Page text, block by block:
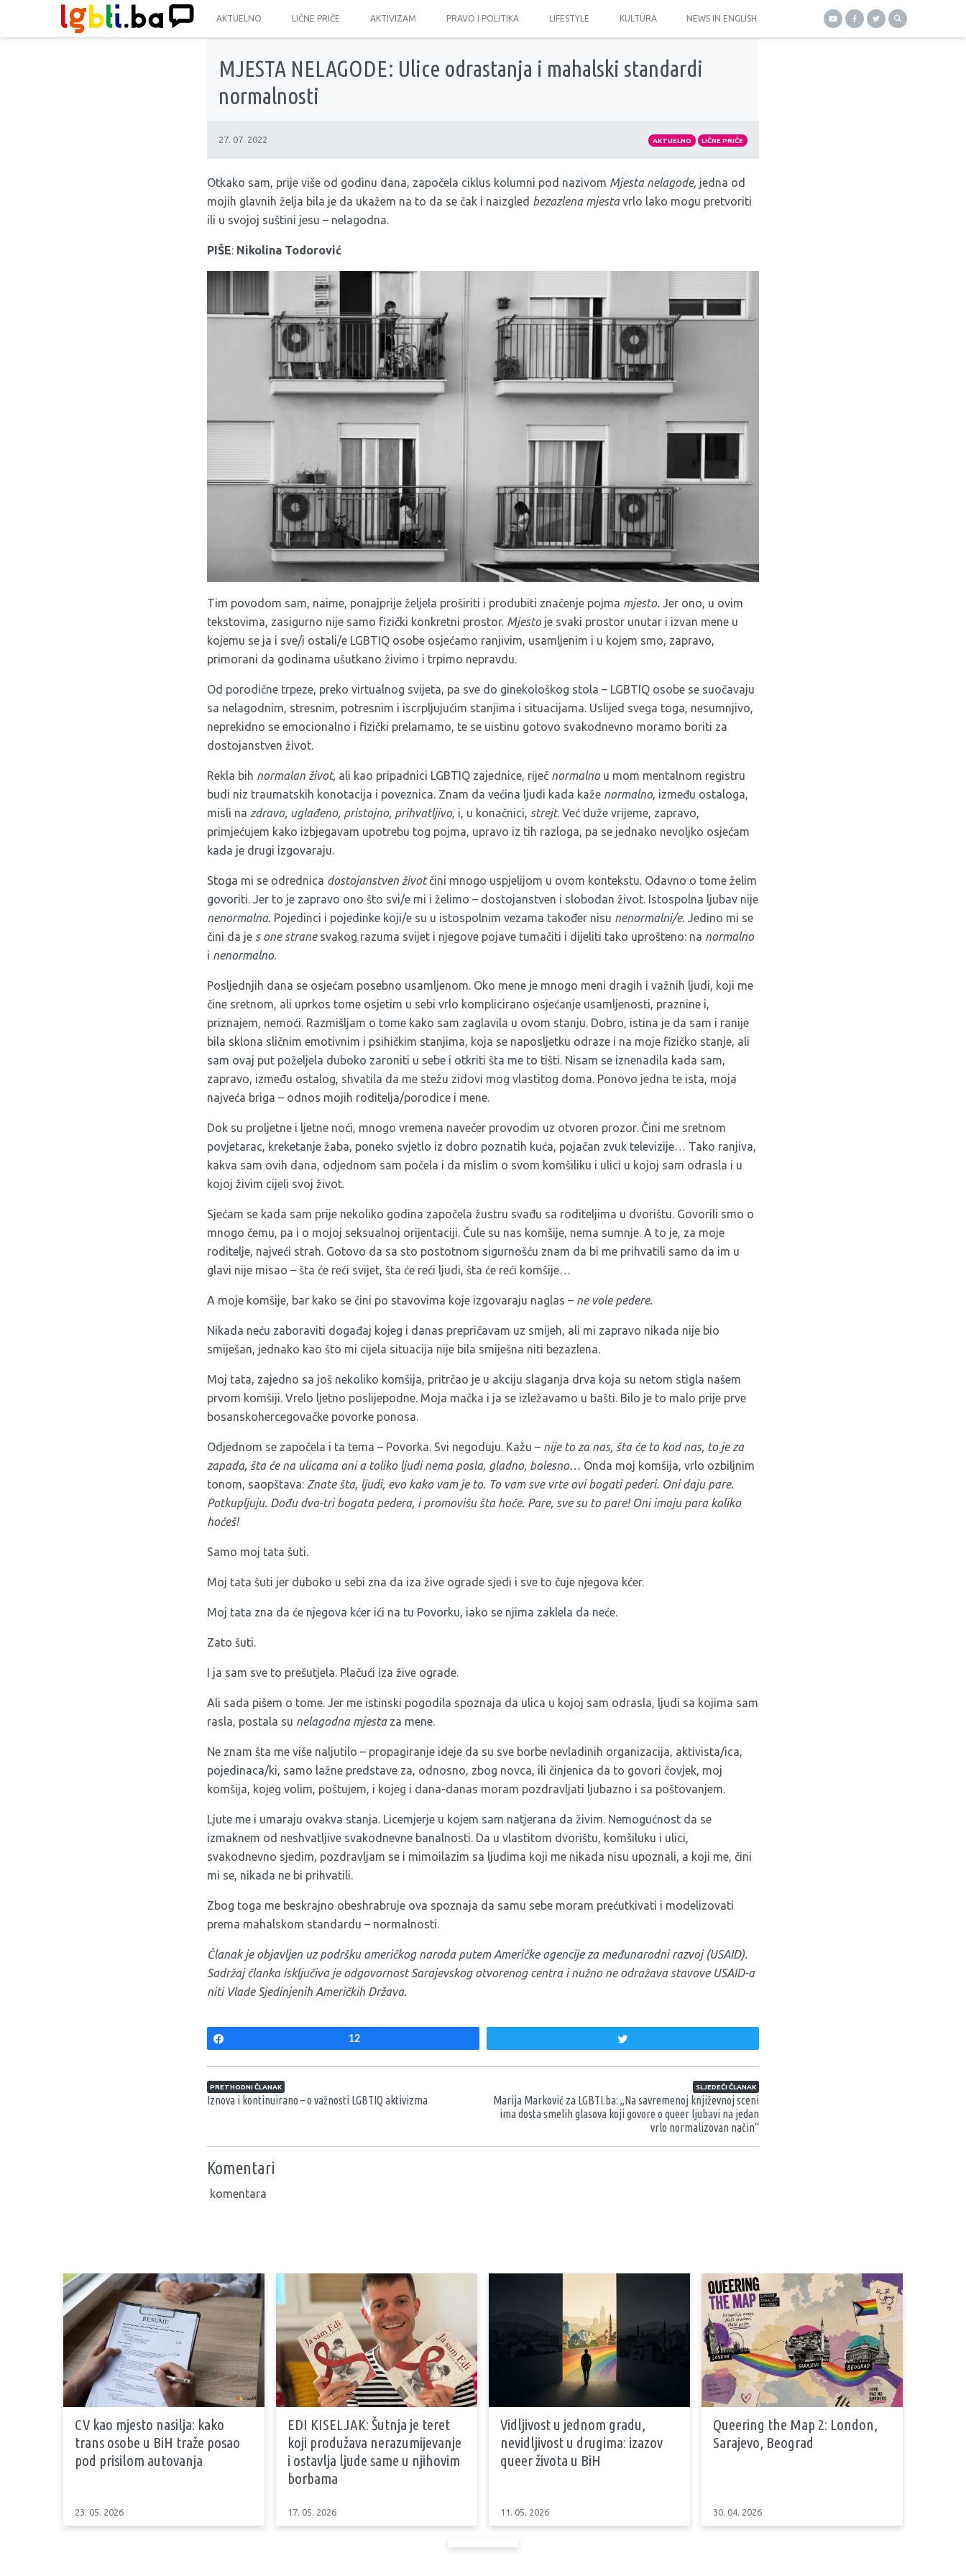
AKTUELNO LIČNE PRIČE AKTIVIZAM PRAVO I POLITIKA LIFESTYLE KULTURA NEWS IN ENGLISH
MJESTA NELAGODE: Ulice odrastanja i mahalski standardi
normalnosti
27. 07. 2022 AKTUELNO LIČNE PRIČE
Otkako sam, prije više od godinu dana, započela ciklus kolumni pod nazivom Mjesta nelagode, jedna od
mojih glavnih želja bila je da ukažem na to da se čak i naizgled bezazlena mjestavrlo lako mogu pretvoriti
ili u svojoj suštini jesu – nelagodna.
PIŠE: Nikolina Todorović
Tim povodom sam, naime, ponajprije željela proširiti i produbiti značenje pojma mjesto. Jer ono, u ovim
tekstovima, zasigurno nije samo fizički konkretni prostor. Mjestoje svaki prostor unutar i izvan mene u
kojemu se ja i sve/i ostali/e LGBTIQ osobe osjećamo ranjivim, usamljenim i u kojem smo, zapravo,
primorani da godinama ušutkano živimo i trpimo nepravdu.
Od porodične trpeze, preko virtualnog svijeta, pa sve do ginekološkog stola – LGBTIQ osobe se suočavaju
sa nelagodnim, stresnim, potresnim i iscrpljujućim stanjima i situacijama. Uslijed svega toga, nesumnjivo,
neprekidno se emocionalno i fizički prelamamo, te se uistinu gotovo svakodnevno moramo boriti za
dostojanstven život.
Rekla bih normalan život, ali kao pripadnici LGBTIQ zajednice, riječ normalnou mom mentalnom registru
budi niz traumatskih konotacija i poveznica. Znam da većina ljudi kada kaže normalno, između ostaloga,
misli na zdravo, uglađeno, pristojno, prihvatljivo, i, u konačnici, strejt. Već duže vrijeme, zapravo,
primjećujem kako izbjegavam upotrebu tog pojma, upravo iz tih razloga, pa se jednako nevoljko osjećam
kada je drugi izgovaraju.
Stoga mi se odrednica dostojanstven životčini mnogo uspjelijom u ovom kontekstu. Odavno o tome želim
govoriti. Jer to je zapravo ono što svi/e mi i želimo – dostojanstven i slobodan život. Istospolna ljubav nije
nenormalna. Pojedinci i pojedinke koji/e su u istospolnim vezama također nisu nenormalni/e. Jedino mi se
čini da je s one strane svakog razuma svijet i njegove pojave tumačiti i dijeliti tako uprošteno: na normalno
i nenormalno.
Posljednjih dana se osjećam posebno usamljenom. Oko mene je mnogo meni dragih i važnih ljudi, koji me
čine sretnom, ali uprkos tome osjetim u sebi vrlo komplicirano osjećanje usamljenosti, praznine i,
priznajem, nemoći. Razmišljam o tome kako sam zaglavila u ovom stanju. Dobro, istina je da sam i ranije
bila sklona sličnim emotivnim i psihičkim stanjima, koja se naposljetku odraze i na moje fizičko stanje, ali
sam ovaj put poželjela duboko zaroniti u sebe i otkriti šta me to tišti. Nisam se iznenadila kada sam,
zapravo, između ostalog, shvatila da me stežu zidovi mog vlastitog doma. Ponovo jedna te ista, moja
najveća briga – odnos mojih roditelja/porodice i mene.
Dok su proljetne i ljetne noći, mnogo vremena navečer provodim uz otvoren prozor. Čini me sretnom
povjetarac, kreketanje žaba, poneko svjetlo iz dobro poznatih kuća, pojačan zvuk televizije… Tako ranjiva,
kakva sam ovih dana, odjednom sam počela i da mislim o svom komšiliku i ulici u kojoj sam odrasla i u
kojoj živim cijeli svoj život.
Sjećam se kada sam prije nekoliko godina započela žustru svađu sa roditeljima u dvorištu. Govorili smo o
mnogo čemu, pa i o mojoj seksualnoj orijentaciji. Čule su nas komšije, nema sumnje. A to je, za moje
roditelje, najveći strah. Gotovo da sa sto postotnom sigurnošću znam da bi me prihvatili samo da im u
glavi nije misao – šta će reći svijet, šta će reći ljudi, šta će reći komšije…
A moje komšije, bar kako se čini po stavovima koje izgovaraju naglas – ne vole pedere.
Nikada neću zaboraviti događaj kojeg i danas prepričavam uz smijeh, ali mi zapravo nikada nije bio
smiješan, jednako kao što mi cijela situacija nije bila smiješna niti bezazlena.
Moj tata, zajedno sa još nekoliko komšija, pritrčao je u akciju slaganja drva koja su netom stigla našem
prvom komšiji. Vrelo ljetno poslijepodne. Moja mačka i ja se izležavamo u bašti. Bilo je to malo prije prve
bosanskohercegovačke povorke ponosa.
Odjednom se započela i ta tema – Povorka. Svi negoduju. Kažu – nije to za nas, šta će to kod nas, to je za
zapada, šta će na ulicama oni a toliko ljudi nema posla, gladno, bolesno… Onda moj komšija, vrlo ozbiljnim
tonom, saopštava: Znate šta, ljudi, evo kako vam je to. To vam sve vrte ovi bogati pederi. Oni daju pare.
Potkupljuju. Dođu dva-tri bogata pedera, i promovišu šta hoće. Pare, sve su to pare! Oni imaju para koliko
hoćeš!
Samo moj tata šuti.
Moj tata šuti jer duboko u sebi zna da iza žive ograde sjedi i sve to čuje njegova kćer.
Moj tata zna da će njegova kćer ići na tu Povorku, iako se njima zaklela da neće.
Zato šuti.
I ja sam sve to prešutjela. Plačući iza žive ograde.
Ali sada pišem o tome. Jer me istinski pogodila spoznaja da ulica u kojoj sam odrasla, ljudi sa kojima sam
rasla, postala su nelagodna mjesta za mene.
Ne znam šta me više naljutilo – propagiranje ideje da su sve borbe nevladinih organizacija, aktivista/ica,
pojedinaca/ki, samo lažne predstave za, odnosno, zbog novca, ili činjenica da to govori čovjek, moj
komšija, kojeg volim, poštujem, i kojeg i dana-danas moram pozdravljati ljubazno i sa poštovanjem.
Ljute me i umaraju ovakva stanja. Licemjerje u kojem sam natjerana da živim. Nemogućnost da se
izmaknem od neshvatljive svakodnevne banalnosti. Da u vlastitom dvorištu, komšiluku i ulici,
svakodnevno sjedim, pozdravljam se i mimoilazim sa ljudima koji me nikada nisu upoznali, a koji me, čini
mi se, nikada ne bi prihvatili.
Zbog toga me beskrajno obeshrabruje ova spoznaja da samu sebe moram prećutkivati i modelizovati
prema mahalskom standardu – normalnosti.
Članak je objavljen uz podršku američkog naroda putem Američke agencije za međunarodni razvoj (USAID).
Sadržaj članka isključiva je odgovornost Sarajevskog otvorenog centra i nužno ne odražava stavove USAID-a
niti Vlade Sjedinjenih Američkih Država.
12
Navigacija članaka
PRETHODNI ČLANAK
Iznova i kontinuirano – o važnosti LGBTIQ aktivizma
SLJEDEĆI ČLANAK
Marija Marković za LGBTI.ba: „Na savremenoj književnoj sceni
ima dosta smelih glasova koji govore o queer ljubavi na jedan
vrlo normalizovan način“
Komentari
komentara
CV kao mjesto nasilja: kako
trans osobe u BiH traže posao
pod prisilom autovanja
23. 05. 2026
EDI KISELJAK: Šutnja je teret
koji produžava nerazumijevanje
i ostavlja ljude same u njihovim
borbama
17. 05. 2026
Vidljivost u jednom gradu,
nevidljivost u drugima: izazov
queer života u BiH
11. 05. 2026
Queering the Map 2: London,
Sarajevo, Beograd
30. 04. 2026